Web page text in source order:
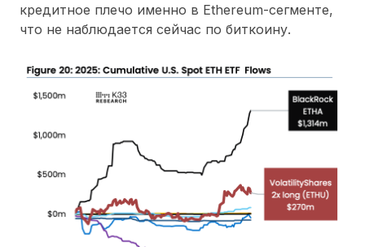
кредитное плечо именно в Ethereum-сегменте,
что не наблюдается сейчас по биткоину.